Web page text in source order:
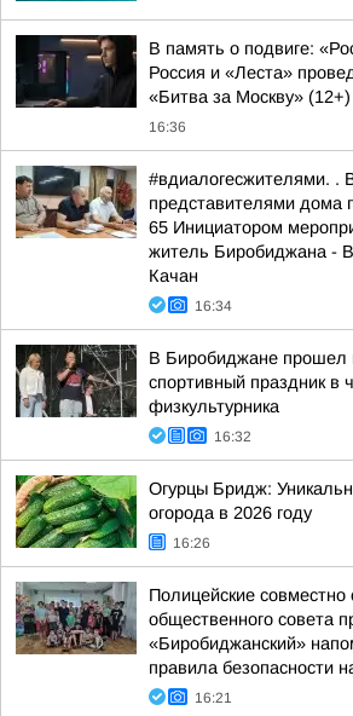
В память о подвиге:
Россия и «Леста»
«Битва за Москву» (12+)
16:36
#вдиалогесжителями. .
представителями
65 Инициатором
житель Биробиджана -
Качан
16:34
В Биробиджане прошел
спортивный праздник в
физкультурника
16:32
Огурцы Бридж:
огорода в 2026 году
16:26
Полицейские
общественного совета
«Биробиджанский»
правила безопасности
16:21